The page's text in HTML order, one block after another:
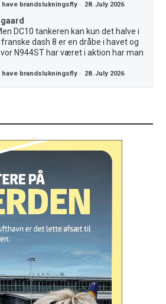
brandslukningsfly · 28. July 2026
DC10 tankeren kan kun det halve i
dash 8 er en dråbe i havet og
N944ST har været i aktion har man
brandslukningsfly · 28. July 2026